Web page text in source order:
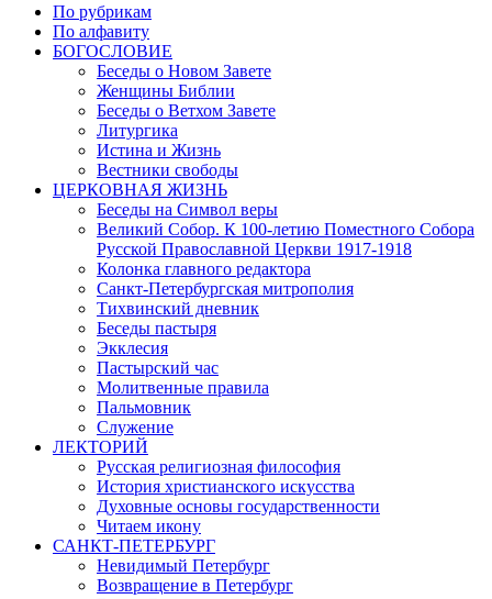
По рубрикам
По алфавиту
БОГОСЛОВИЕ
Беседы о Новом Завете
Женщины Библии
Беседы о Ветхом Завете
Литургика
Истина и Жизнь
Вестники свободы
ЦЕРКОВНАЯ ЖИЗНЬ
Беседы на Символ веры
Великий Собор. К 100-летию Поместного Собора
Русской Православной Церкви 1917-1918
Колонка главного редактора
Санкт-Петербургская митрополия
Тихвинский дневник
Беседы пастыря
Экклесия
Пастырский час
Молитвенные правила
Пальмовник
Служение
ЛЕКТОРИЙ
Русская религиозная философия
История христианского искусства
Духовные основы государственности
Читаем икону
САНКТ-ПЕТЕРБУРГ
Невидимый Петербург
Возвращение в Петербург